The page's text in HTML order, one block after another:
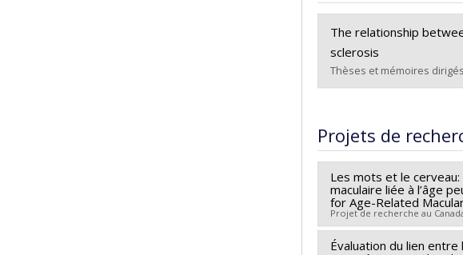
The relationship
sclerosis
Thèses et mémoires
Cycle :
Maîtrise
Diplôme obtenu :M.
Projets de
Les mots et le
maculaire liée à l’âge
for Age-Related
Projet de recherche au
Chercheur principal :
Évaluation du lien